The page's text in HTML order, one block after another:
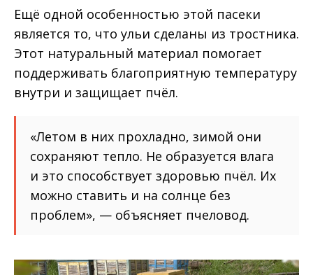
Ещё одной особенностью этой пасеки
является то, что ульи сделаны из тростника.
Этот натуральный материал помогает
поддерживать благоприятную температуру
внутри и защищает пчёл.
«Летом в них прохладно, зимой они
сохраняют тепло. Не образуется влага
и это способствует здоровью пчёл. Их
можно ставить и на солнце без
проблем», — объясняет пчеловод.